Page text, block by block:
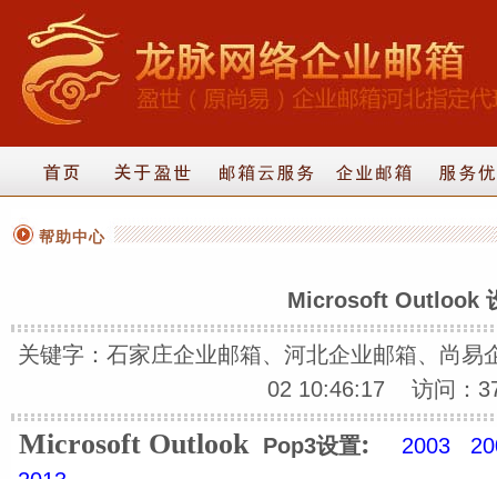
帮助中心
Microsoft Outlook
关键字：石家庄企业邮箱、河北企业邮箱、尚
02 10:46:17 访问：
Microsoft Outlook Pop3设置: 2003